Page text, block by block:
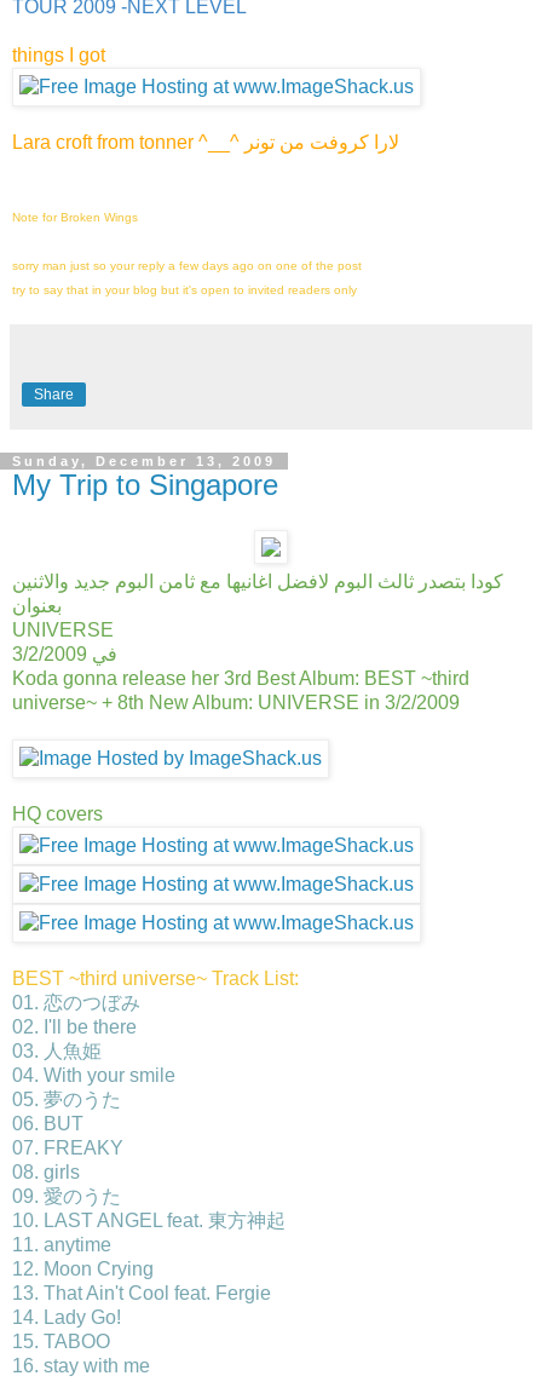
TOUR 2009 -NEXT LEVEL
things I got
Lara croft from tonner ^__^ لارا كروفت من تونر
Note for Broken Wings
sorry man just so your reply a few days ago on one of the post
try to say that in your blog but it's open to invited readers only
Share
Sunday, December 13, 2009
My Trip to Singapore
كودا بتصدر ثالث البوم لافضل اغانيها مع ثامن البوم جديد والاثنين
بعنوان
UNIVERSE
في 3/2/2009
Koda gonna release her 3rd Best Album: BEST ~third
universe~ + 8th New Album: UNIVERSE in 3/2/2009
HQ covers
BEST ~third universe~ Track List:
01. 恋のつぼみ
02. I'll be there
03. 人魚姫
04. With your smile
05. 夢のうた
06. BUT
07. FREAKY
08. girls
09. 愛のうた
10. LAST ANGEL feat. 東方神起
11. anytime
12. Moon Crying
13. That Ain't Cool feat. Fergie
14. Lady Go!
15. TABOO
16. stay with me